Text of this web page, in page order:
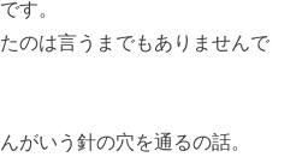
す。
のは言うまでもありませんで
がいう針の穴を通るの話。